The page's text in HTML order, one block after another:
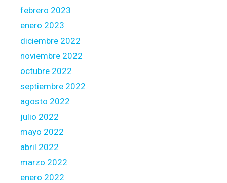
febrero 2023
enero 2023
diciembre 2022
noviembre 2022
octubre 2022
septiembre 2022
agosto 2022
julio 2022
mayo 2022
abril 2022
marzo 2022
enero 2022